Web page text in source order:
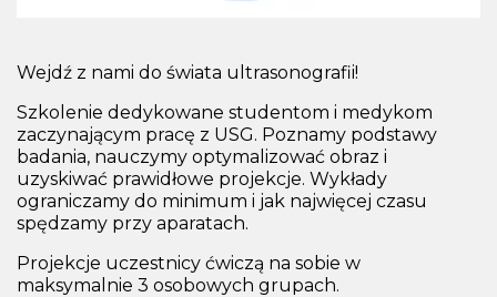
Wejdź z nami do świata ultrasonografii!
Szkolenie dedykowane studentom i medykom
zaczynającym pracę z USG. Poznamy podstawy
badania, nauczymy optymalizować obraz i
uzyskiwać prawidłowe projekcje. Wykłady
ograniczamy do minimum i jak najwięcej czasu
spędzamy przy aparatach.
Projekcje uczestnicy ćwiczą na sobie w
maksymalnie 3 osobowych grupach.